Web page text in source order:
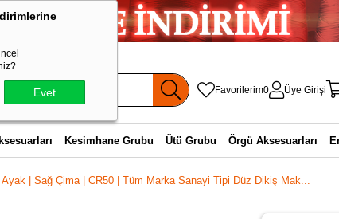
Evet Favorilerim0 Üye Girişi
Kesimhane Grubu Ütü Grubu Örgü Aksesuarları
Ayak | Sağ Çima | CR50 | Tüm Marka Sanayi Tipi Düz Dikiş Mak...